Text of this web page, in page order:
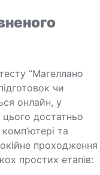
“Магеллано
чи
онлайн, у
достатньо
та
проходження
простих етапів: